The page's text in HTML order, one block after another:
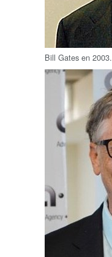
Bill Gates en 2003.